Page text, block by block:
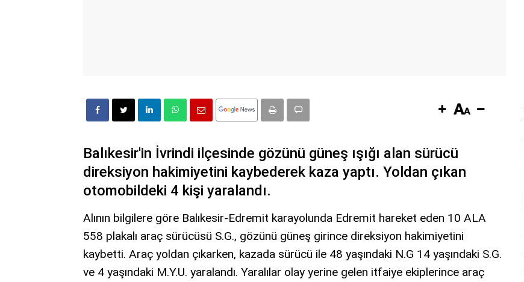
Balıkesir'in İvrindi ilçesinde gözünü güneş ışığı alan sürücü
direksiyon hakimiyetini kaybederek kaza yaptı. Yoldan çıkan
otomobildeki 4 kişi yaralandı.
Alının bilgilere göre Balıkesir-Edremit karayolunda Edremit hareket eden 10 ALA
558 plakalı araç sürücüsü S.G., gözünü güneş girince direksiyon hakimiyetini
kaybetti. Araç yoldan çıkarken, kazada sürücü ile 48 yaşındaki N.G 14 yaşındaki S.G.
ve 4 yaşındaki M.Y.U. yaralandı. Yaralılar olay yerine gelen itfaiye ekiplerince araç